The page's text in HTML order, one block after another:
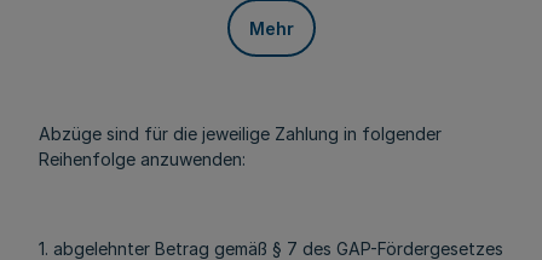
Mehr
Abzüge sind für die jeweilige Zahlung in folgender
Reihenfolge anzuwenden:
1. abgelehnter Betrag gemäß § 7 des GAP-Fördergesetzes